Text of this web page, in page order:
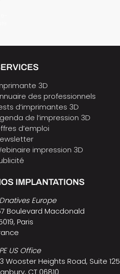
3D
des professionnels
d’imprimantes 3D
de l’impression 3D
d’emploi
impression 3D
IMPLANTATIONS
Europe
Boulevard Macdonald
Paris
US Office
Wooster Heights Road, Suite 125